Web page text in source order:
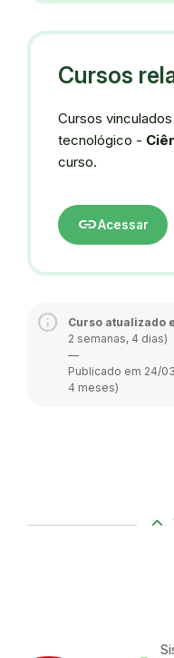
Cursos
Cursos
tecnológico -
curso.
linkAcessar
Curso atualizado
2 semanas, 4 dias)
—
Publicado em 24/
4 meses)